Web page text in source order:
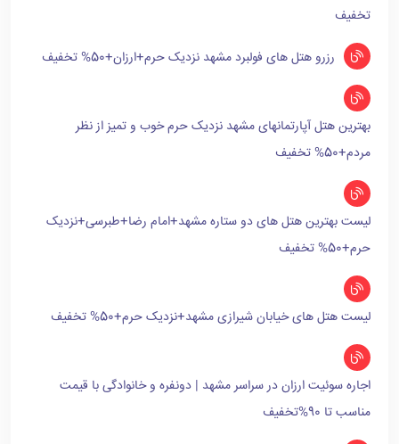
تخفیف
رزرو هتل های فولبرد مشهد نزدیک حرم+ارزان+50% تخفیف
بهترین هتل آپارتمانهای مشهد نزدیک حرم خوب و تمیز از نظر
مردم+50% تخفیف
لیست بهترین هتل های دو ستاره مشهد+امام رضا+طبرسی+نزدیک
حرم+50% تخفیف
لیست هتل های خیابان شیرازی مشهد+نزدیک حرم+50% تخفیف
اجاره سوئیت ارزان در سراسر مشهد | دونفره و خانوادگی با قیمت
مناسب تا 90%تخفیف